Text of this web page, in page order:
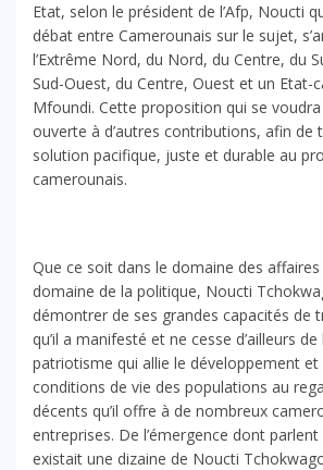
Etat, selon le président de l’Afp, Noucti
débat entre Camerounais sur le sujet,
l’Extrême Nord, du Nord, du Centre, du
Sud-Ouest, du Centre, Ouest et un Etat-
Mfoundi. Cette proposition qui se
ouverte à d’autres contributions, afin de
solution pacifique, juste et durable au
camerounais.
Que ce soit dans le domaine des
domaine de la politique, Noucti
démontrer de ses grandes capacités de
qu’il a manifesté et ne cesse d’ailleurs
patriotisme qui allie le développement et
conditions de vie des populations au
décents qu’il offre à de nombreux
entreprises. De l’émergence dont parlent
existait une dizaine de Noucti